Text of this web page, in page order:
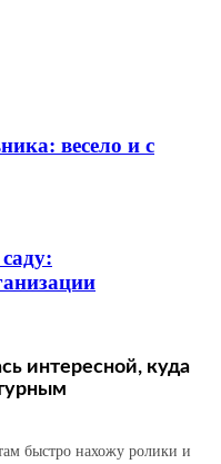
весело и с
интересной, куда
быстро нахожу ролики и